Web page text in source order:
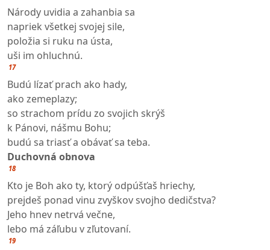
Národy uvidia a zahanbia sa
napriek všetkej svojej sile,
položia si ruku na ústa,
uši im ohluchnú.
17
Budú lízať prach ako hady,
ako zemeplazy;
so strachom prídu zo svojich skrýš
k Pánovi, nášmu Bohu;
budú sa triasť a obávať sa teba.
Duchovná obnova
18
Kto je Boh ako ty, ktorý odpúšťaš hriechy,
prejdeš ponad vinu zvyškov svojho dedičstva?
Jeho hnev netrvá večne,
lebo má záľubu v zľutovaní.
19